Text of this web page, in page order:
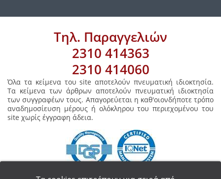
Τηλ. Παραγγελιών
2310 414363
2310 414060
Όλα τα κείμενα του site αποτελούν πνευματική ιδιοκτησία.
Τα κείμενα των άρθρων αποτελούν πνευματική ιδιοκτησία
των συγγραφέων τους. Απαγορεύεται η καθ'οιονδήποτε τρόπο
αναδημοσίευση μέρους ή ολόκληρου του περιεχομένου του
site χωρίς έγγραφη άδεια.